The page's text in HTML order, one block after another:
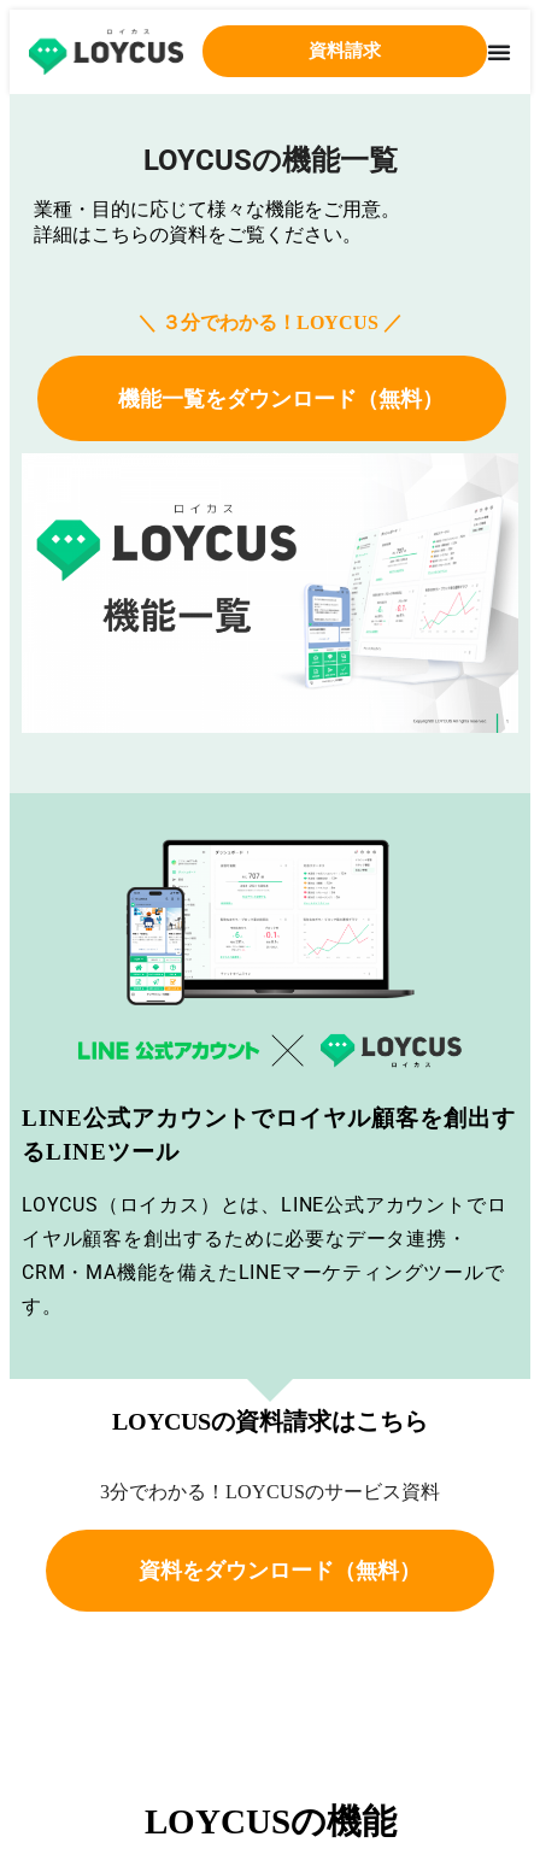
資料請求
LOYCUSの機能一覧
業種・目的に応じて様々な機能をご用意。
詳細はこちらの資料をご覧ください。
＼ ３分でわかる！LOYCUS ／
機能一覧をダウンロード（無料）
LINE公式アカウントでロイヤル顧客を創出す
るLINEツール​
LOYCUS（ロイカス）とは、LINE公式アカウントでロ
イヤル顧客を創出するために必要なデータ連携・
CRM・MA機能を備えたLINEマーケティングツールで
す。
LOYCUSの資料請求はこちら
3分でわかる！LOYCUSのサービス資料
資料をダウンロード（無料）
LOYCUSの機能